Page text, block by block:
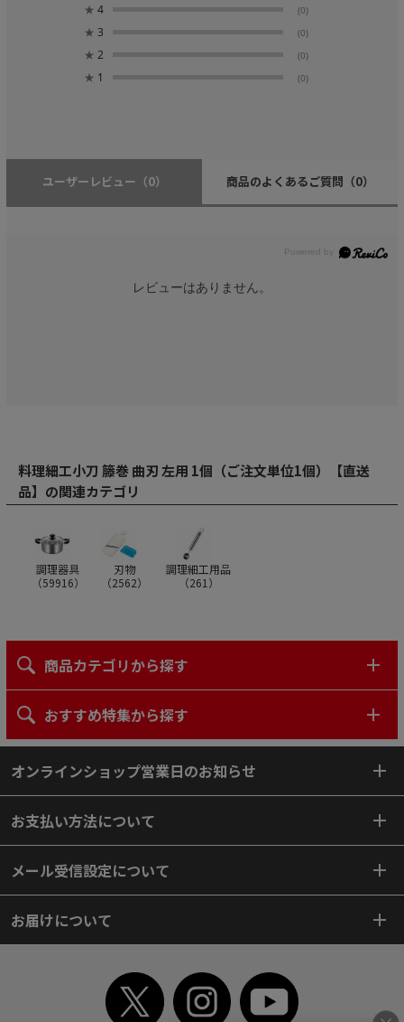
★ 4 (0)
★ 3 (0)
★ 2 (0)
★ 1 (0)
ユーザーレビュー （0） 商品のよくあるご質問 （0）
レビューはありません。
料理細工小刀 籐巻 曲刃 左用 1個（ご注文単位1個）【直送
品】の関連カテゴリ
調理器具
（59916）
刃物
（2562）
調理細工用品
（261 ）
商品カテゴリから探す
おすすめ特集から探す
オンラインショップ営業日のお知らせ
お支払い方法について
メール受信設定について
お届けについて